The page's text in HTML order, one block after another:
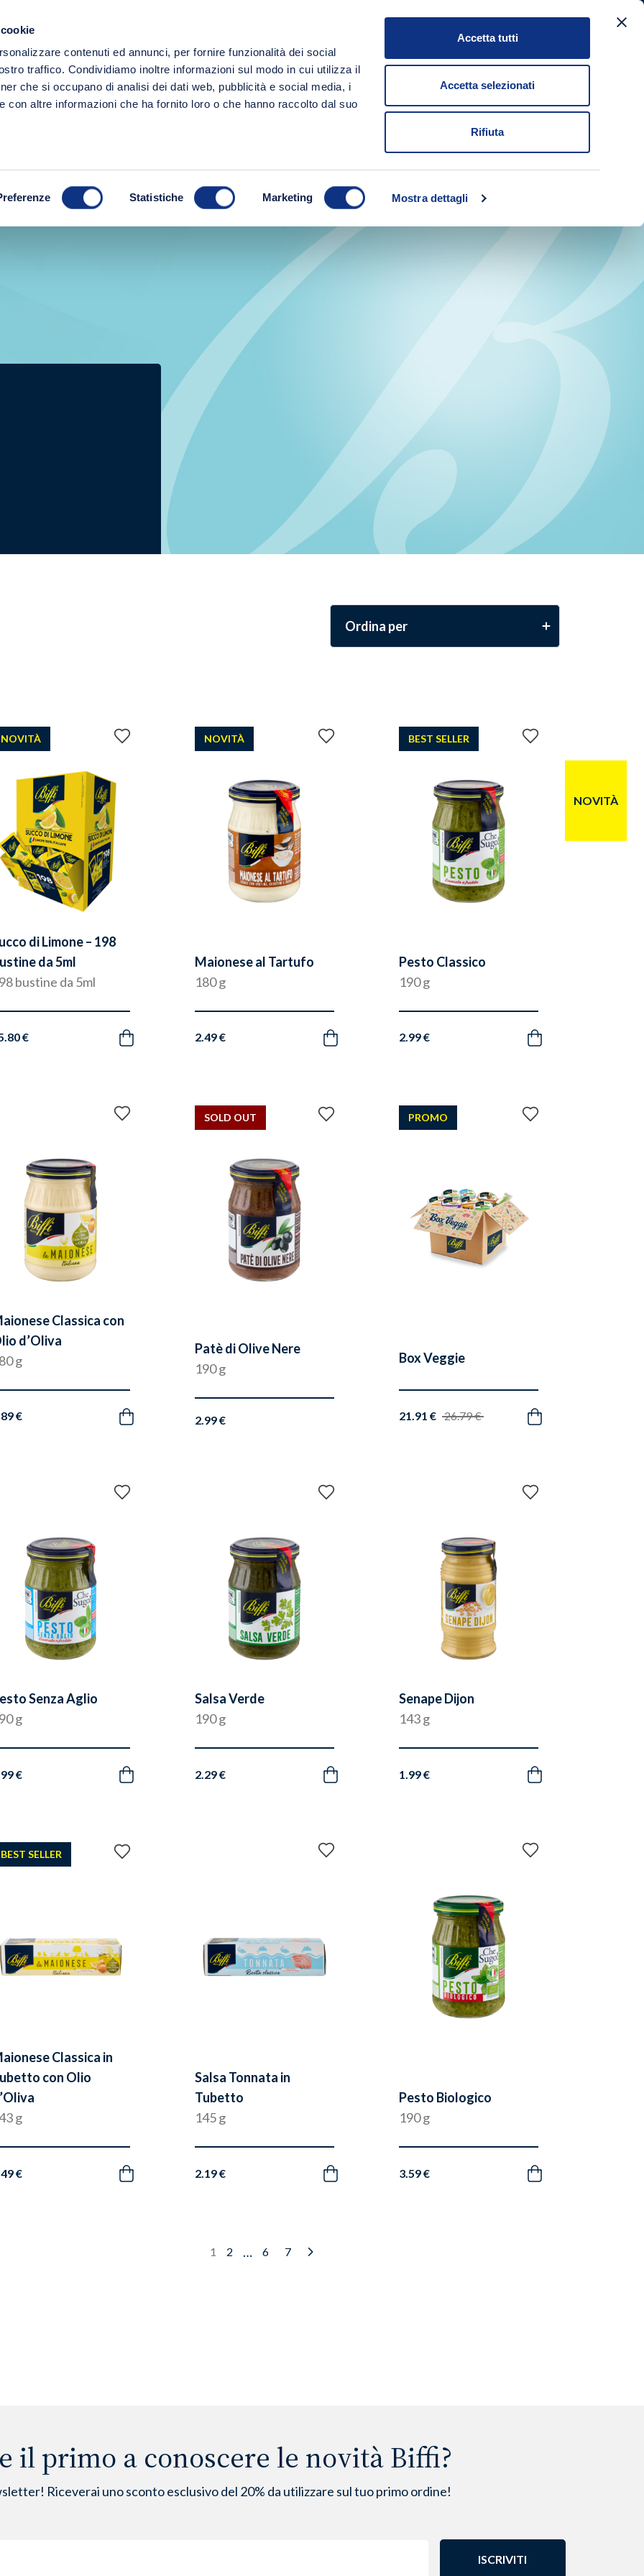
contenuti ed annunci, per fornire funzionalità dei social
traffico. Condividiamo inoltre informazioni sul modo in cui utilizza il
che si occupano di analisi dei dati web, pubblicità e social media, i
con altre informazioni che ha fornito loro o che hanno raccolto dal suo
Statistiche Marketing Mostra dettagli
Accetta tutti
Accetta selezionati
Rifiuta
LINEE FRESCHI IDEE REGALO
Ricerca
Login/Registrati Carrello
NOVITÀ
Ordina per
di Limone – 198
da 5ml
bustine da 5ml
€ Acquista
NOVITÀ
Aggiungi
Maionese al Tartufo
180 g
2.49 € Acquista
NOVITÀ
Aggiungi
Pesto Classico
190 g
2.99 € Acquista
BEST SELLER
Aggiungi
Classica con
d’Oliva
g
€ Acquista
Aggiungi
Patè di Olive Nere
190 g
2.99 €
SOLD OUT
Aggiungi
Box Veggie
21.91 € 26.79 € Acquista
PROMO
Aggiungi
Senza Aglio
g
€ Acquista
Aggiungi
Salsa Verde
190 g
2.29 € Acquista
Aggiungi
Senape Dijon
143 g
1.99 € Acquista
Aggiungi
Classica in
con Olio
g
€ Acquista
BEST SELLER
Aggiungi
Salsa Tonnata in
Tubetto
145 g
2.19 € Acquista
Aggiungi
Pesto Biologico
190 g
3.59 € Acquista
Aggiungi
1 2 … 6 7
Next
il primo a conoscere le novità Biffi?
Riceverai uno sconto esclusivo del 20% da utilizzare sul tuo primo ordine!
ISCRIVITI